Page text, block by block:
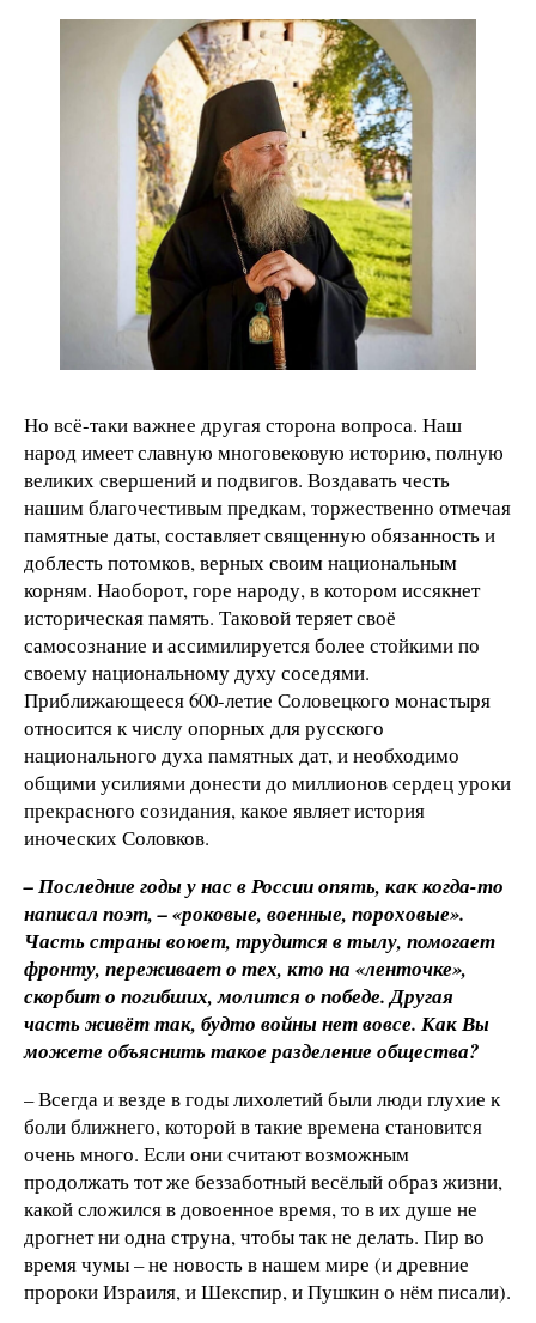
Но всё-таки важнее другая сторона вопроса. Наш
народ имеет славную многовековую историю, полную
великих свершений и подвигов. Воздавать честь
нашим благочестивым предкам, торжественно отмечая
памятные даты, составляет священную обязанность и
доблесть потомков, верных своим национальным
корням. Наоборот, горе народу, в котором иссякнет
историческая память. Таковой теряет своё
самосознание и ассимилируется более стойкими по
своему национальному духу соседями.
Приближающееся 600-летие Соловецкого монастыря
относится к числу опорных для русского
национального духа памятных дат, и необходимо
общими усилиями донести до миллионов сердец уроки
прекрасного созидания, какое являет история
иноческих Соловков.
– Последние годы у нас в России опять, как когда-то
написал поэт, – «роковые, военные, пороховые».
Часть страны воюет, трудится в тылу, помогает
фронту, переживает о тех, кто на «ленточке»,
скорбит о погибших, молится о победе. Другая
часть живёт так, будто войны нет вовсе. Как Вы
можете объяснить такое разделение общества?
– Всегда и везде в годы лихолетий были люди глухие к
боли ближнего, которой в такие времена становится
очень много. Если они считают возможным
продолжать тот же беззаботный весёлый образ жизни,
какой сложился в довоенное время, то в их душе не
дрогнет ни одна струна, чтобы так не делать. Пир во
время чумы – не новость в нашем мире (и древние
пророки Израиля, и Шекспир, и Пушкин о нём писали).